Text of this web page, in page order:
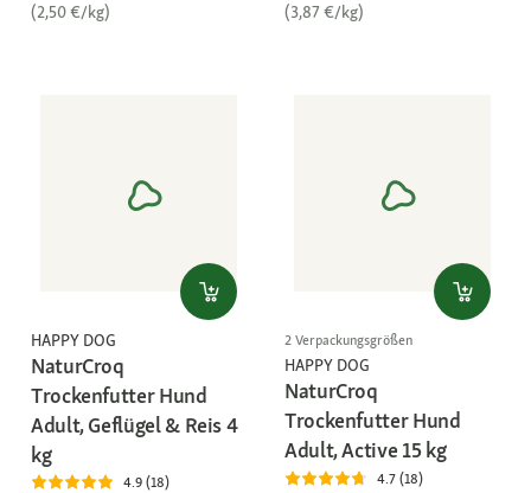
(2,50 €/kg) (3,87 €/kg)
HAPPY DOG
NaturCroq
Trockenfutter Hund
Adult, Geflügel & Reis 4
kg
4.9 (18)
2 Verpackungsgrößen
HAPPY DOG
NaturCroq
Trockenfutter Hund
Adult, Active 15 kg
4.7 (18)